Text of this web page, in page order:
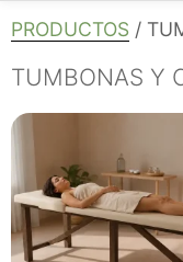
PRODUCTOS /
TUMBONAS Y